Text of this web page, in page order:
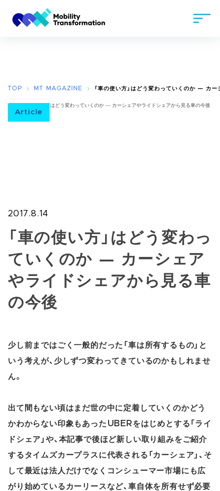
TOP MT MAGAZINE 「車の使い方」はどう変わっていくのか — カ
Article
2017.8.14
「車の使い方」はどう変わっ
ていくのか — カーシェア
やライドシェアから見る車
の今後
少し前まではごく一般的だった「車は所有するもの」と
いう考えが、少しずつ変わってきているのかもしれませ
ん。
出て間もない頃はまだ世の中に定着していくのかどう
かわからない印象もあったUBERをはじめとする「ライ
ドシェア」や、本記事で後ほど新しい取り組みをご紹介
するタイムズカープラスに代表される「カーシェア」、そ
して最近は法人だけでなくコンシューマー市場にも広
がり始めているカーリースなど、車自体を所有せず必要